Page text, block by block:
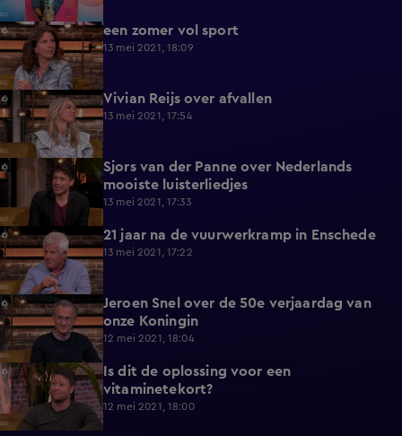
11:58 een zomer vol sport
13 mei 2021, 18:09
6:44 Vivian Reijs over afvallen
13 mei 2021, 17:54
10:02
Sjors van der Panne over Nederlands
mooiste luisterliedjes
13 mei 2021, 17:33
9:38 21 jaar na de vuurwerkramp in Enschede
13 mei 2021, 17:22
7:08
Jeroen Snel over de 50e verjaardag van
onze Koningin
12 mei 2021, 18:04
5:42
Is dit de oplossing voor een
vitaminetekort?
12 mei 2021, 18:00